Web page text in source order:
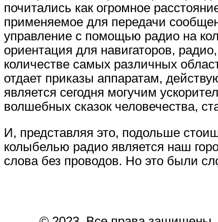
почитались как огромное
применяемое для передачи
управление с помощью радио на
ориентация для навигаторов,
количестве самых различных
отдает приказы аппаратам,
является сегодня могучим
волшебных сказок человечества,
И, представляя это, подольше
колыбелью радио является наш
слова без проводов. Но это были